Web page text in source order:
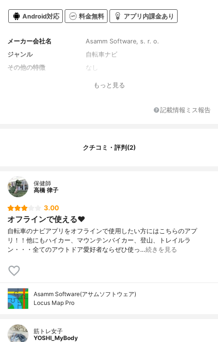
Android対応 料金無料 アプリ内課金あり
メーカー会社名
Asamm Software, s. r. o.
ジャンル
自転車ナビ
その他の特徴
なし
もっと見る
記載情報ミス報告
クチコミ・評判(2)
保健師
高橋 律子
3.00
オフラインで使える❤️
自転車のナビアプリをオフラインで使用したい方にはこちらのアプ
リ！！他にもハイカー、マウンテンバイカー、登山、トレイルラ
ン・・・全てのアウトドア愛好者ならぜひ使っ…続きを見る
Asamm Software(アサムソフトウェア)
Locus Map Pro
筋トレ女子
YOSHI_MyBody